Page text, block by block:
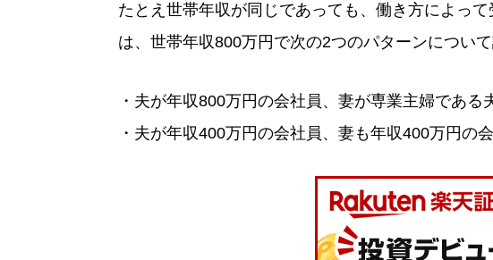
たとえ世帯年収が同じであっても、働き方によっ
は、世帯年収800万円で次の2つのパターンについて
・夫が年収800万円の会社員、妻が専業主婦である
・夫が年収400万円の会社員、妻も年収400万円の